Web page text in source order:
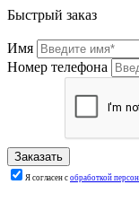
Быстрый заказ
Имя
Номер телефона
Я согласен с обработкой